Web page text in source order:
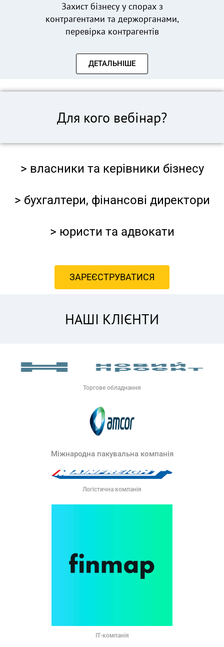
Захист бізнесу у спорах з
контрагентами та держорганами,
перевірка контрагентів
ДЕТАЛЬНІШЕ
Для кого вебінар?
> власники та керівники бізнесу
> бухгалтери, фінансові директори
> юристи та адвокати
ЗАРЕЄСТРУВАТИСЯ
НАШІ КЛІЄНТИ
Торгове обладнання
Міжнародна пакувальна компанія
Логістична компанія
ІТ-компанія